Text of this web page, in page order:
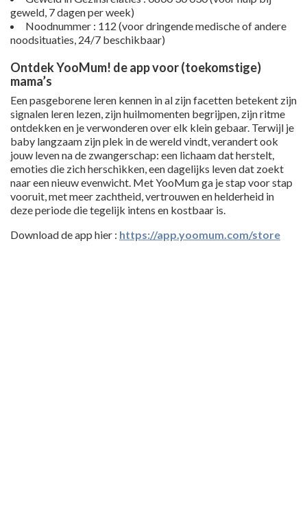
geweld, 7 dagen per week)
Noodnummer : 112 (voor dringende medische of andere
noodsituaties, 24/7 beschikbaar)
Ontdek YooMum! de app voor (toekomstige)
mama’s
Een pasgeborene leren kennen in al zijn facetten betekent zijn
signalen leren lezen, zijn huilmomenten begrijpen, zijn ritme
ontdekken en je verwonderen over elk klein gebaar. Terwijl je
baby langzaam zijn plek in de wereld vindt, verandert ook
jouw leven na de zwangerschap: een lichaam dat herstelt,
emoties die zich herschikken, een dagelijks leven dat zoekt
naar een nieuw evenwicht. Met YooMum ga je stap voor stap
vooruit, met meer zachtheid, vertrouwen en helderheid in
deze periode die tegelijk intens en kostbaar is.
Download de app hier : https://app.yoomum.com/store